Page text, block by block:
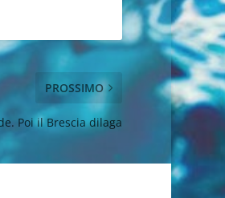
PROSSIMO
Poi il Brescia dilaga